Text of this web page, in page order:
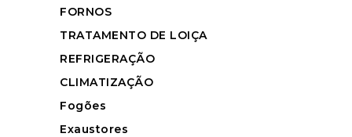
FORNOS
TRATAMENTO DE LOIÇA
REFRIGERAÇÃO
CLIMATIZAÇÃO
Fogões
Exaustores